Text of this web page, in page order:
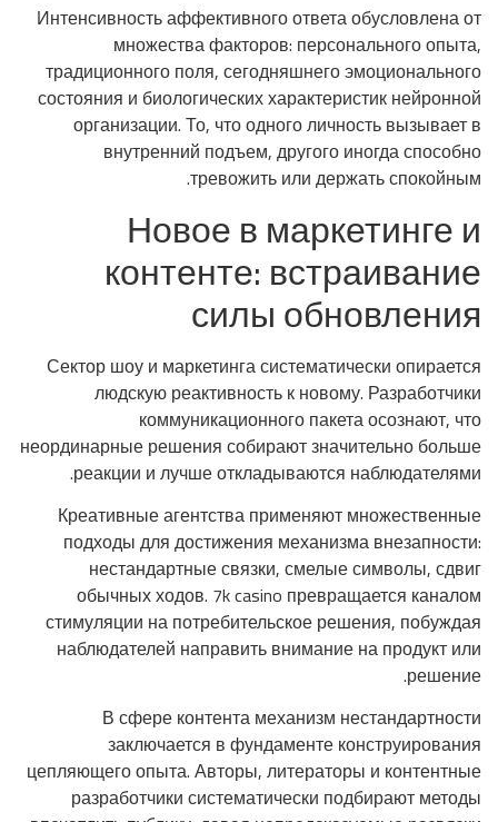
Интенсивность аффективного ответа обусловлена от
множества факторов: персонального опыта,
традиционного поля, сегодняшнего эмоционального
состояния и биологических характеристик нейронной
организации. То, что одного личность вызывает в
внутренний подъем, другого иногда способно
тревожить или держать спокойным.
Новое в маркетинге и
контенте: встраивание
силы обновления
Сектор шоу и маркетинга систематически опирается
людскую реактивность к новому. Разработчики
коммуникационного пакета осознают, что
неординарные решения собирают значительно больше
реакции и лучше откладываются наблюдателями.
Креативные агентства применяют множественные
подходы для достижения механизма внезапности:
нестандартные связки, смелые символы, сдвиг
обычных ходов. 7k casino превращается каналом
стимуляции на потребительское решения, побуждая
наблюдателей направить внимание на продукт или
решение.
В сфере контента механизм нестандартности
заключается в фундаменте конструирования
цепляющего опыта. Авторы, литераторы и контентные
разработчики систематически подбирают методы